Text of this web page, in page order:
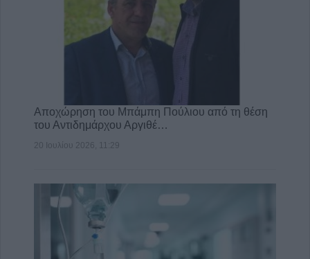
Αποχώρηση του Μπάμπη Πούλιου από τη θέση
του Αντιδημάρχου Αργιθέ…
20 Ιουλίου 2026, 11:29